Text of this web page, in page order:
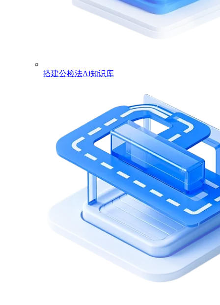
搭建公检法Ai知识库